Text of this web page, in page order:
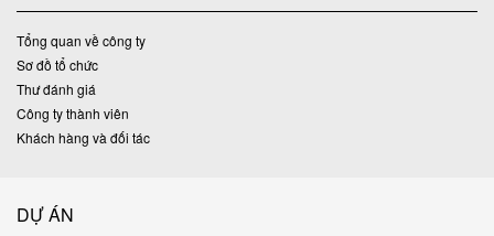
Tổng quan về công ty
Sơ đồ tổ chức
Thư đánh giá
Công ty thành viên
Khách hàng và đối tác
DỰ ÁN